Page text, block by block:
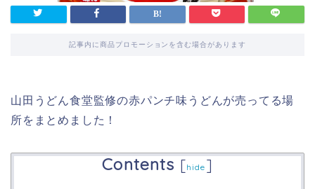
記事内に商品プロモーションを含む場合があります
山田うどん食堂監修の赤パンチ味うどんが売ってる場
所をまとめました！
Contents [hide ]